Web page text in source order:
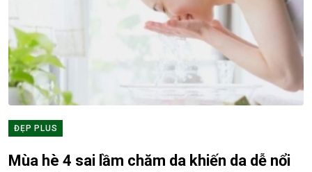
ĐẸP PLUS
Mùa hè 4 sai lầm chăm da khiến da dễ nổi